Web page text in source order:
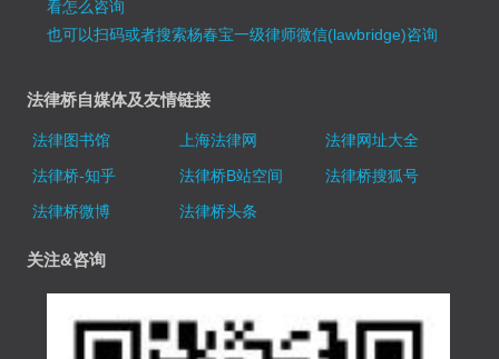
看怎么咨询
也可以扫码或者搜索杨春宝一级律师微信(lawbridge)咨询
法律桥自媒体及友情链接
法律图书馆 上海法律网
法律网址大全
法律桥-知乎
法律桥B站空间
法律桥搜狐号
法律桥微博
法律桥头条
关注&咨询